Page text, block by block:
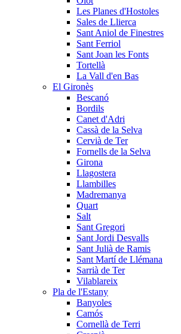
Les Planes d'Hostoles
Sales de Llierca
Sant Aniol de Finestres
Sant Ferriol
Sant Joan les Fonts
Tortellà
La Vall d'en Bas
El Gironès
Bescanó
Bordils
Canet d'Adri
Cassà de la Selva
Cervià de Ter
Fornells de la Selva
Girona
Llagostera
Llambilles
Madremanya
Quart
Salt
Sant Gregori
Sant Jordi Desvalls
Sant Julià de Ramis
Sant Martí de Llémana
Sarrià de Ter
Vilablareix
Pla de l'Estany
Banyoles
Camós
Cornellà de Terri